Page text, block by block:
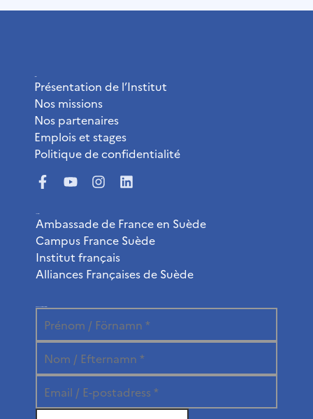
Présentation de l’Institut
Nos missions
Nos partenaires
Emplois et stages
Politique de confidentialité
Ambassade de France en Suède
Campus France Suède
Institut français
Alliances Françaises de Suède